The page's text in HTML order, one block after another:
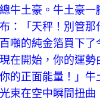
牛土豪。牛土豪一
：「天秤！別管那
噸的純金箔買下了
在開始，你的運勢
的正面能量！」牛
束在空中瞬間扭曲